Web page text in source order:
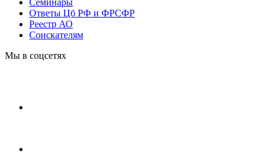
Cеминары
Ответы Цб РФ и ФРСФР
Реестр АО
Соискателям
Мы в соцсетях